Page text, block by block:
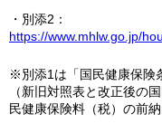
・別添2：
https://www.mhlw.go.jp/
※別添1は「国民健康保険
（新旧対照表と改正後の
民健康保険料（税）の前